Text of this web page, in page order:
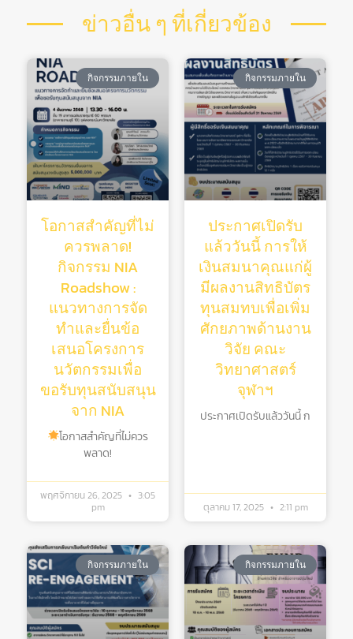
ข่าวอื่น ๆ ที่เกี่ยวข้อง
กิจกรรมภายใน
โอกาสสำคัญที่ไม่
ควรพลาด!
กิจกรรม NIA
Roadshow :
แนวทางการจัด
ทำและยื่นข้อ
เสนอโครงการ
นวัตกรรมเพื่อ
ขอรับทุนสนับสนุน
จาก NIA
โอกาสสำคัญที่ไม่ควร
พลาด!
พฤศจิกายน 26, 2025
3:05
pm
กิจกรรมภายใน
ประกาศเปิดรับ
แล้ววันนี้ การให้
เงินสมนาคุณแก่ผู้
มีผลงานสิทธิบัตร
ทุนสมทบเพื่อเพิ่ม
ศักยภาพด้านงาน
วิจัย คณะ
วิทยาศาสตร์
จุฬาฯ
ประกาศเปิดรับแล้ววันนี้ ก
ตุลาคม 17, 2025 2:11 pm
กิจกรรมภายใน กิจกรรมภายใน